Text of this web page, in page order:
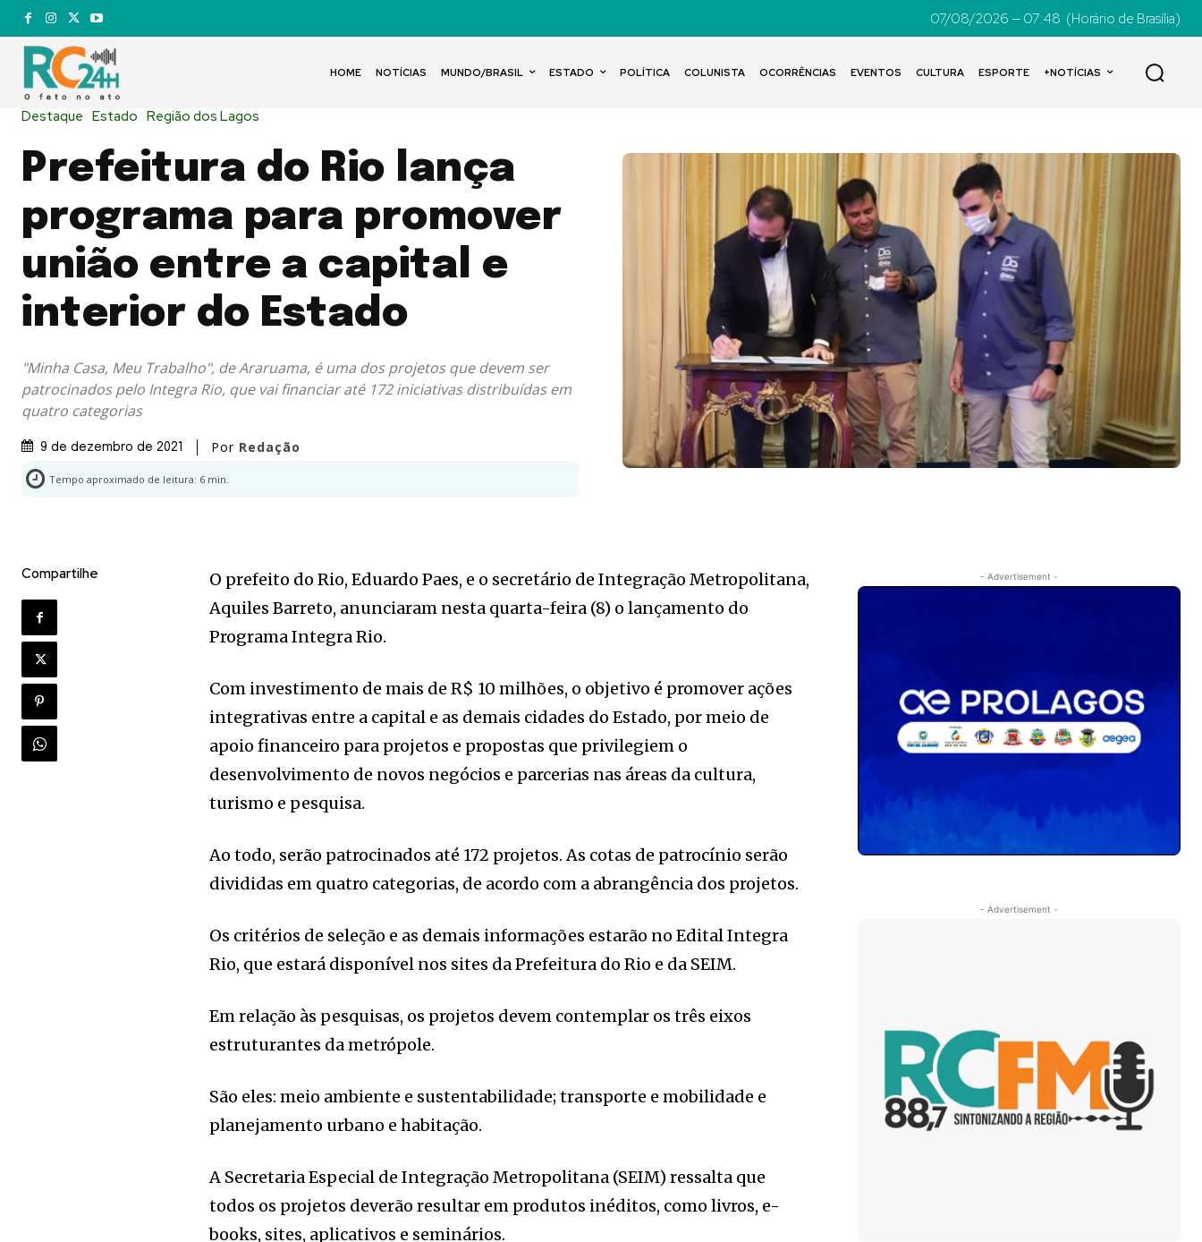
07/08/2026 — 07:48 (Horário de Brasília)
HOME NOTÍCIAS MUNDO/BRASIL ESTADO POLÍTICA COLUNISTA OCORRÊNCIAS EVENTOS CULTURA ESPORTE +NOTÍCIAS
Destaque Estado Região dos Lagos
Prefeitura do Rio lança
programa para promover
união entre a capital e
interior do Estado
"Minha Casa, Meu Trabalho", de Araruama, é uma dos projetos que devem ser
patrocinados pelo Integra Rio, que vai financiar até 172 iniciativas distribuídas em
quatro categorias
9 de dezembro de 2021 Por Redação
Tempo aproximado de leitura: 6 min.
Compartilhe
O prefeito do Rio, Eduardo Paes, e o secretário de Integração Metropolitana,
Aquiles Barreto, anunciaram nesta quarta-feira (8) o lançamento do
Programa Integra Rio.
Com investimento de mais de R$ 10 milhões, o objetivo é promover ações
integrativas entre a capital e as demais cidades do Estado, por meio de
apoio financeiro para projetos e propostas que privilegiem o
desenvolvimento de novos negócios e parcerias nas áreas da cultura,
turismo e pesquisa.
Ao todo, serão patrocinados até 172 projetos. As cotas de patrocínio serão
divididas em quatro categorias, de acordo com a abrangência dos projetos.
Os critérios de seleção e as demais informações estarão no Edital Integra
Rio, que estará disponível nos sites da Prefeitura do Rio e da SEIM.
Em relação às pesquisas, os projetos devem contemplar os três eixos
estruturantes da metrópole.
São eles: meio ambiente e sustentabilidade; transporte e mobilidade e
planejamento urbano e habitação.
A Secretaria Especial de Integração Metropolitana (SEIM) ressalta que
todos os projetos deverão resultar em produtos inéditos, como livros, e-
books, sites, aplicativos e seminários.
- Advertisement -
- Advertisement -